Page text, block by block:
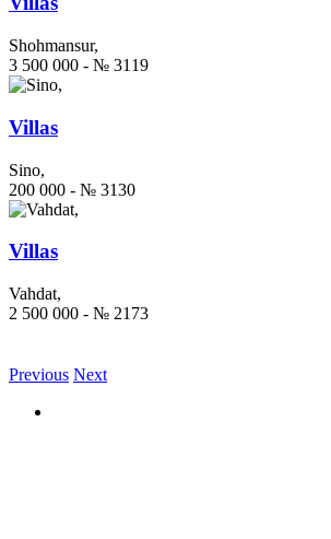
Shohmansur,
3 500 000 - № 3119
Villas
Sino,
200 000 - № 3130
Villas
Vahdat,
2 500 000 - № 2173
Previous Next